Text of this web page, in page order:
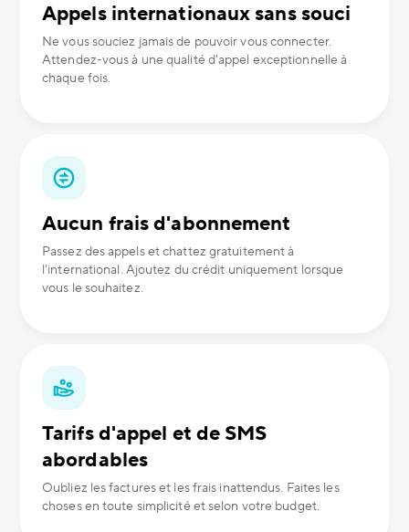
Appels internationaux sans souci
Ne vous souciez jamais de pouvoir vous connecter.
Attendez-vous à une qualité d'appel exceptionnelle à
chaque fois.
Aucun frais d'abonnement
Passez des appels et chattez gratuitement à
l'international. Ajoutez du crédit uniquement lorsque
vous le souhaitez.
Tarifs d'appel et de SMS
abordables
Oubliez les factures et les frais inattendus. Faites les
choses en toute simplicité et selon votre budget.